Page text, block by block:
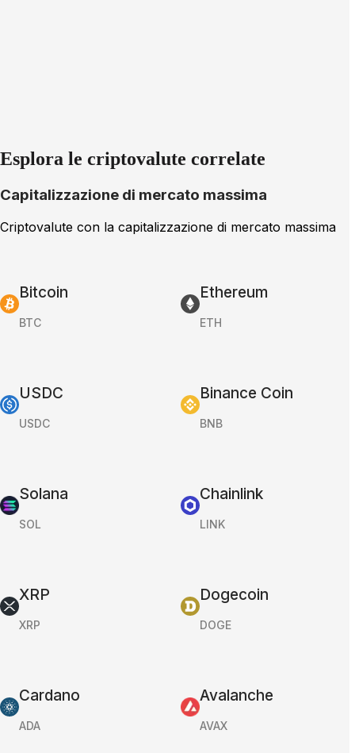
Esplora le criptovalute correlate
Capitalizzazione di mercato massima
Criptovalute con la capitalizzazione di mercato massima
Bitcoin
BTC
Ethereum
ETH
USDC
USDC
Binance Coin
BNB
Solana
SOL
Chainlink
LINK
XRP
XRP
Dogecoin
DOGE
Cardano
ADA
Avalanche
AVAX